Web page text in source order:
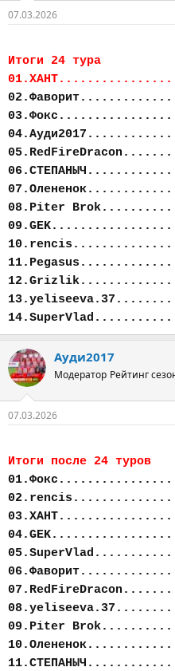
07.03.2026
Итоги 24 тура
08.Piter
Ауди2017
Модератор Рейтинг
07.03.2026
Итоги после 24 туров
09.Piter